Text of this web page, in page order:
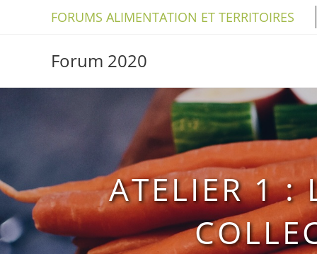
FORUMS ALIMENTATION ET TERRITOIRES
Forum 2020
ATELIER 1 :